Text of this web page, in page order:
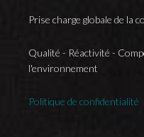
Prise charge globale de la
Qualité - Réactivité -
l'environnement
Politique de confidentialité